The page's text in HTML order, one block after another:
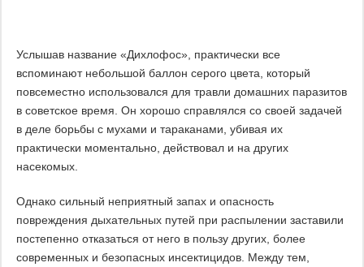
Услышав название «Дихлофос», практически все
вспоминают небольшой баллон серого цвета, который
повсеместно использовался для травли домашних паразитов
в советское время. Он хорошо справлялся со своей задачей
в деле борьбы с мухами и тараканами, убивая их
практически моментально, действовал и на других
насекомых.
Однако сильный неприятный запах и опасность
повреждения дыхательных путей при распылении заставили
постепенно отказаться от него в пользу других, более
современных и безопасных инсектицидов. Между тем,